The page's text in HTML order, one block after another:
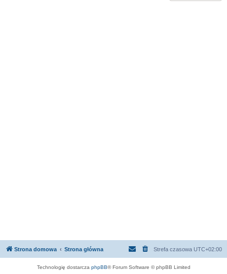
Strona domowa Strona główna Strefa czasowa UTC+02:00
Technologię dostarcza phpBB® Forum Software © phpBB Limited